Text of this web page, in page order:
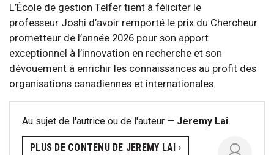
L’École de gestion Telfer tient à féliciter le
professeur Joshi d’avoir remporté le prix du Chercheur
prometteur de l’année 2026 pour son apport
exceptionnel à l’innovation en recherche et son
dévouement à enrichir les connaissances au profit des
organisations canadiennes et internationales.
Au sujet de l'autrice ou de l'auteur — Jeremy Lai
PLUS DE CONTENU DE JEREMY LAI ›